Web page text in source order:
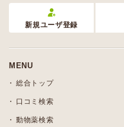
新規ユーザ登録
MENU
総合トップ
口コミ検索
動物薬検索